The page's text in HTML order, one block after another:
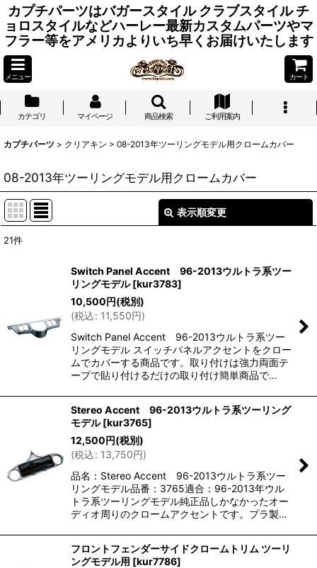
カプチパーツはバガースタイル クラブスタイル チ
ョロスタイルなどハーレー最新カスタムパーツやマ
フラー等をアメリカよりいち早くお届けいたします
メニュー カート
カテゴリ マイページ 商品検索 ご利用案内
カプチパーツ > クリアキン > 08-2013年ツーリングモデル用クロームカバー
08-2013年ツーリングモデル用クロームカバー
表示順変更
21件
Switch Panel Accent 96-2013ウルトラ系ツー
リングモデル [kur3783]
10,500円(税別)
(税込: 11,550円)
Switch Panel Accent 96-2013ウルトラ系ツー
リングモデル スイッチパネルアクセントをクロー
ムでカバーする商品です。取り付けは強力両面テ
ープで貼り付けるだけの取り付け簡単商品で…
Stereo Accent 96-2013ウルトラ系ツーリング
モデル [kur3765]
12,500円(税別)
(税込: 13,750円)
品名：Stereo Accent 96-2013ウルトラ系ツー
リングモデル品番：3765適合：96-2013年ウル
トラ系ツーリングモデル純正品しかなかったオー
ディオ周りのクロームアクセントです。プラ製…
フロントフェンダーサイドクロームトリム ツーリ
ングモデル用 [kur7786]